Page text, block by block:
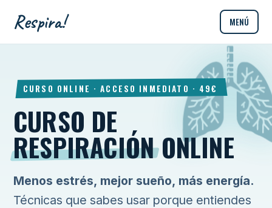
Respira! MENÚ
CURSO ONLINE · ACCESO INMEDIATO · 49€
CURSO DE
RESPIRACIÓNONLINE
Menos estrés, mejor sueño, más energía.
Técnicas que sabes usar porque entiendes